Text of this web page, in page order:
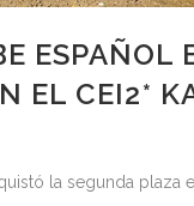
ESPAÑOL
EL CEI2*
la segunda plaza